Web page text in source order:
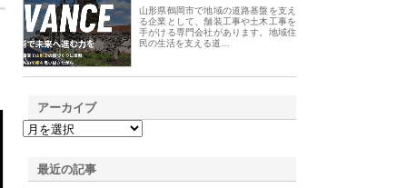
山形県鶴岡市で地域の道路基盤を支え
る企業として、舗装工事や土木工事を
手がける専門会社があります。地域住
民の生活を支える道…
アーカイブ
最近の記事